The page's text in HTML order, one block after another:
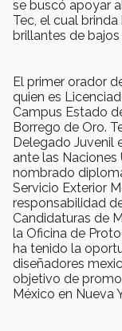
se buscó apoyar
Tec, el cual
brillantes de bajos
El primer orador
quien es
Campus Estado
Borrego de Oro.
Delegado Juvenil
ante las
nombrado
Servicio Exterior
responsabilidad
Candidaturas de
la Oficina de
ha tenido la
diseñadores
objetivo de
México en Nueva